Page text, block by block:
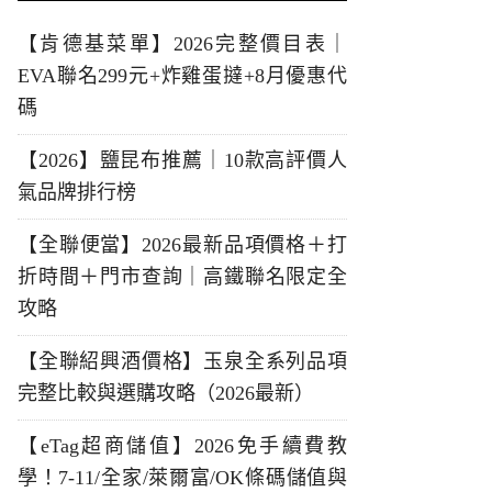
【肯德基菜單】2026完整價目表｜
EVA聯名299元+炸雞蛋撻+8月優惠代
碼
【2026】鹽昆布推薦｜10款高評價人
氣品牌排行榜
【全聯便當】2026最新品項價格＋打
折時間＋門市查詢｜高鐵聯名限定全
攻略
【全聯紹興酒價格】玉泉全系列品項
完整比較與選購攻略（2026最新）
【eTag超商儲值】2026免手續費教
學！7-11/全家/萊爾富/OK條碼儲值與